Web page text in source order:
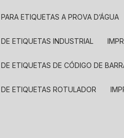
ETIQUETAS A PROVA D’ÁGUA
DE ETIQUETAS INDUSTRIAL
DE ETIQUETAS DE CÓDIGO DE
DE ETIQUETAS ROTULADOR